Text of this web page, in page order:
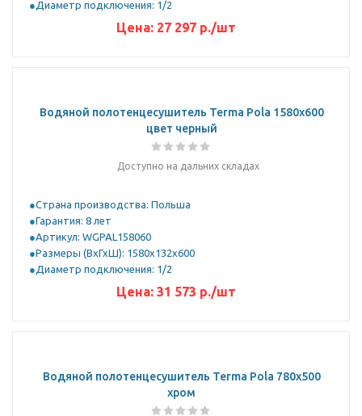
Диаметр подключения: 1/2
Цена: 27 297 р./шт
Водяной полотенцесушитель Terma Pola 1580x600
цвет черный
Доступно на дальних складах
Страна производства: Польша
Гарантия: 8 лет
Артикул: WGPAL158060
Размеры (ВхГхШ): 1580х132х600
Диаметр подключения: 1/2
Цена: 31 573 р./шт
Водяной полотенцесушитель Terma Pola 780x500
хром